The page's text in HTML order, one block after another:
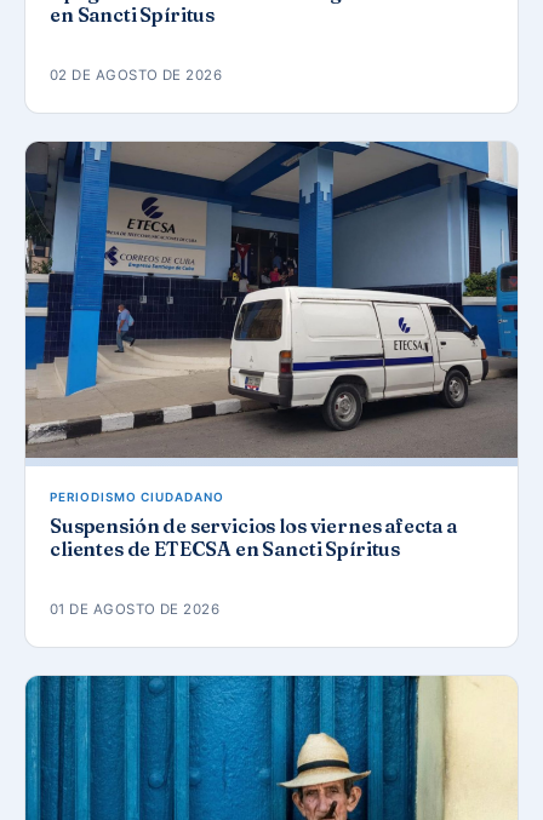
en Sancti Spíritus
02 DE AGOSTO DE 2026
PERIODISMO CIUDADANO
Suspensión de servicios los viernes afecta a
clientes de ETECSA en Sancti Spíritus
01 DE AGOSTO DE 2026